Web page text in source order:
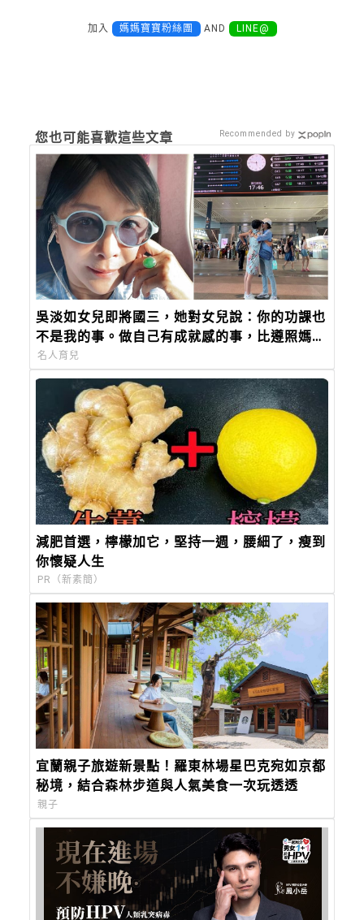
加入 媽媽寶寶粉絲團 AND LINE@
您也可能喜歡這些文章
吳淡如女兒即將國三，她對女兒說：你的功課也
不是我的事。做自己有成就感的事，比遵照媽媽
的指令來得重要。
名人育兒
減肥首選，檸檬加它，堅持一週，腰細了，瘦到
你懷疑人生
PR（新素簡）
宜蘭親子旅遊新景點！羅東林場星巴克宛如京都
秘境，結合森林步道與人氣美食一次玩透透
親子
Recommended by